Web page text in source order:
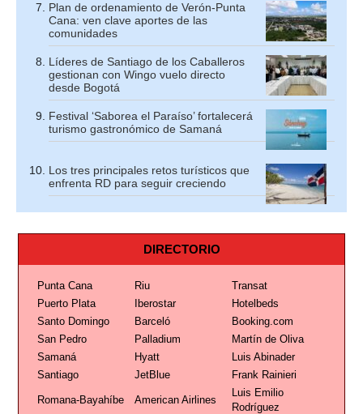
Plan de ordenamiento de Verón-Punta
Cana: ven clave aportes de las
comunidades
Líderes de Santiago de los Caballeros
gestionan con Wingo vuelo directo
desde Bogotá
Festival ‘Saborea el Paraíso’ fortalecerá
turismo gastronómico de Samaná
Los tres principales retos turísticos que
enfrenta RD para seguir creciendo
DIRECTORIO
Punta Cana Riu
Transat
Puerto Plata
Iberostar
Hotelbeds
Santo Domingo
Barceló
Booking.com
San Pedro
Palladium
Martín de Oliva
Samaná
Hyatt
Luis Abinader
Santiago
JetBlue Frank Rainieri
Romana-Bayahíbe American Airlines
Luis Emilio
Rodríguez